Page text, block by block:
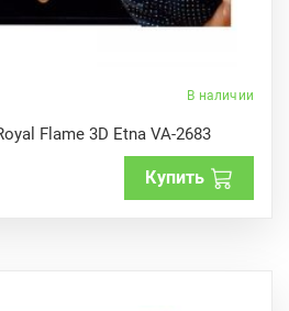
В наличии
Flame 3D Etna VA-2683
Купить